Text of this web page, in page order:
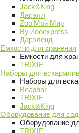
Jack&King
Дарэлл
Zoo Мой Мир
By Zooexpress
Дарэленд
Емкости для хранения
Емкости для
TRIXIE
Наборы для
Наборы для
Beaphar
TRIXIE
Jack&King
Оборудование для
Оборудование
TRIXIE